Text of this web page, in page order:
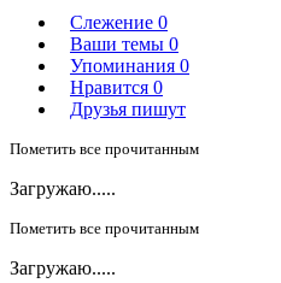
Слежение 0
Ваши темы 0
Упоминания 0
Нравится 0
Друзья пишут
Пометить все прочитанным
Загружаю.....
Пометить все прочитанным
Загружаю.....